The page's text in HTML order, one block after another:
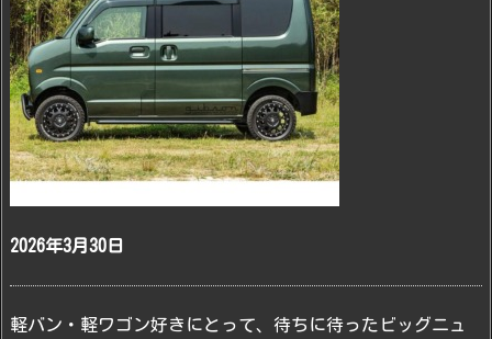
2026年3月30日
軽バン・軽ワゴン好きにとって、待ちに待ったビッグニュ